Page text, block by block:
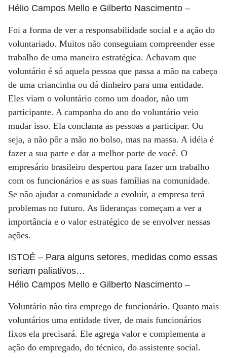
Hélio Campos Mello e Gilberto Nascimento –
Foi a forma de ver a responsabilidade social e a ação do
voluntariado. Muitos não conseguiam compreender esse
trabalho de uma maneira estratégica. Achavam que
voluntário é só aquela pessoa que passa a mão na cabeça
de uma criancinha ou dá dinheiro para uma entidade.
Eles viam o voluntário como um doador, não um
participante. A campanha do ano do voluntário veio
mudar isso. Ela conclama as pessoas a participar. Ou
seja, a não pôr a mão no bolso, mas na massa. A idéia é
fazer a sua parte e dar a melhor parte de você. O
empresário brasileiro despertou para fazer um trabalho
com os funcionários e as suas famílias na comunidade.
Se não ajudar a comunidade a evoluir, a empresa terá
problemas no futuro. As lideranças começam a ver a
importância e o valor estratégico de se envolver nessas
ações.
ISTOÉ – Para alguns setores, medidas como essas
seriam paliativos…
Hélio Campos Mello e Gilberto Nascimento –
Voluntário não tira emprego de funcionário. Quanto mais
voluntários uma entidade tiver, de mais funcionários
fixos ela precisará. Ele agrega valor e complementa a
ação do empregado, do técnico, do assistente social.